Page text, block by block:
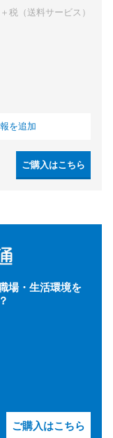
税（送料サービス）
を追加
ご購入はこちら
場・生活環境を
ご購入はこちら